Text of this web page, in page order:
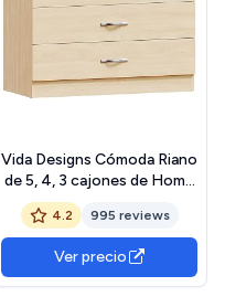
Vida Designs Cómoda Riano
de 5, 4, 3 cajones de Home
Discount
4.2 995 reviews
Ver precio